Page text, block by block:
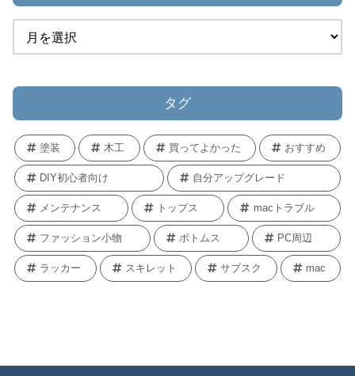
タグ
塗装 木工 買ってよかった おすすめ
DIY初心者向け 自分アップグレード
メンテナンス トップス macトラブル
ファッション小物 ボトムス PC周辺
ラッカー スキレット サブスク mac